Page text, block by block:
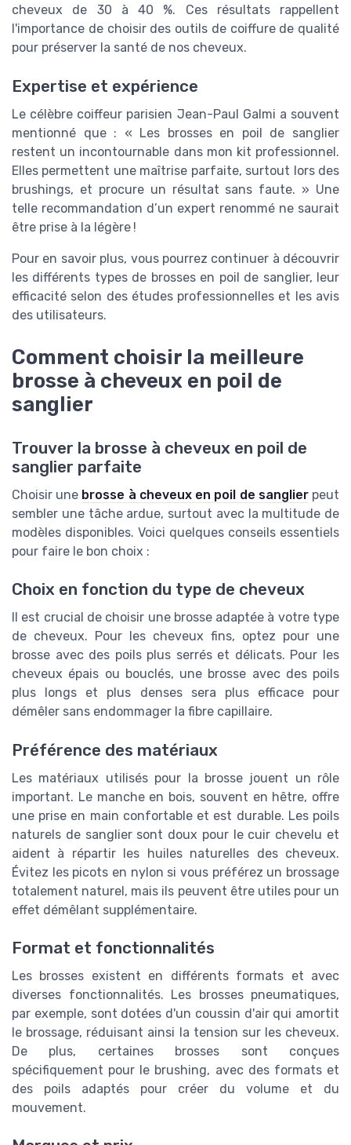
cheveux de 30 à 40 %. Ces résultats rappellent
l'importance de choisir des outils de coiffure de qualité
pour préserver la santé de nos cheveux.
Expertise et expérience
Le célèbre coiffeur parisien Jean-Paul Galmi a souvent
mentionné que : « Les brosses en poil de sanglier
restent un incontournable dans mon kit professionnel.
Elles permettent une maîtrise parfaite, surtout lors des
brushings, et procure un résultat sans faute. » Une
telle recommandation d’un expert renommé ne saurait
être prise à la légère !
Pour en savoir plus, vous pourrez continuer à découvrir
les différents types de brosses en poil de sanglier, leur
efficacité selon des études professionnelles et les avis
des utilisateurs.
Comment choisir la meilleure
brosse à cheveux en poil de
sanglier
Trouver la brosse à cheveux en poil de
sanglier parfaite
Choisir une brosse à cheveux en poil de sanglierpeut
sembler une tâche ardue, surtout avec la multitude de
modèles disponibles. Voici quelques conseils essentiels
pour faire le bon choix :
Choix en fonction du type de cheveux
Il est crucial de choisir une brosse adaptée à votre type
de cheveux. Pour les cheveux fins, optez pour une
brosse avec des poils plus serrés et délicats. Pour les
cheveux épais ou bouclés, une brosse avec des poils
plus longs et plus denses sera plus efficace pour
démêler sans endommager la fibre capillaire.
Préférence des matériaux
Les matériaux utilisés pour la brosse jouent un rôle
important. Le manche en bois, souvent en hêtre, offre
une prise en main confortable et est durable. Les poils
naturels de sanglier sont doux pour le cuir chevelu et
aident à répartir les huiles naturelles des cheveux.
Évitez les picots en nylon si vous préférez un brossage
totalement naturel, mais ils peuvent être utiles pour un
effet démêlant supplémentaire.
Format et fonctionnalités
Les brosses existent en différents formats et avec
diverses fonctionnalités. Les brosses pneumatiques,
par exemple, sont dotées d'un coussin d'air qui amortit
le brossage, réduisant ainsi la tension sur les cheveux.
De plus, certaines brosses sont conçues
spécifiquement pour le brushing, avec des formats et
des poils adaptés pour créer du volume et du
mouvement.